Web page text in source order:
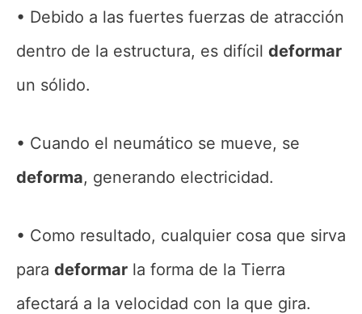
Debido a las fuertes fuerzas de atracción
dentro de la estructura, es difícil deformar
un sólido.
Cuando el neumático se mueve, se
deforma, generando electricidad.
Como resultado, cualquier cosa que sirva
para deformar la forma de la Tierra
afectará a la velocidad con la que gira.